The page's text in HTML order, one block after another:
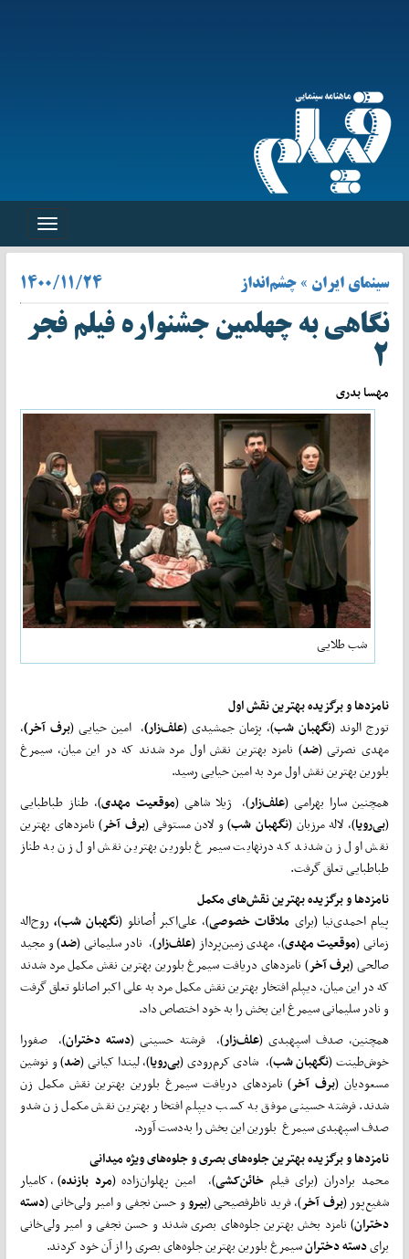
Toggle
سینمای ایران » چشم‌انداز ۱۴۰۰/۱۱/۲۴
نگاهی به چهلمین جشنواره فیلم فجر
۲
مهسا بدری
شب طلایی
نامزدها وبرگزیده بهترین نقش اول
تورج الوند ( نگهبان شب)، پژمان جمشیدی ( علف‌زار)، امین حیایی ( برف آخر)،
مهدی نصرتی ( ضد) نامزد بهترین نقش اول مرد شدند که در این میان، سیمرغ
بلورین بهترین نقش اول مرد به امین حیایی رسید.
همچنین سارا بهرامی ( علف‌زار)، ژیلا شاهی ( موقعیت مهدی)، طناز طباطبایی
بی‌رویا)، لاله مرزبان ( نگهبان شب) و لادن مستوفی ( برف آخر) نامزدهای بهترین
نقش اول زن شدند که درنهایت سیمرغ بلورین بهترین نقش اول زن به طناز
طباطبایی تعلق گرفت.
نامزدها وبرگزیده بهترین نقش‌های مکمل
پیام احمدی‌نیا (برای ملاقات خصوصی)، علی‌اکبر اُصانلو ( نگهبان شب)،روح‌اله
زمانی (موقعیتمهدی)، مهدی زمین‌پرداز ( علف‌زار)، نادر سلیمانی (ضد) و مجید
صالحی (برفآخر) نامزدهای دریافت سیمرغ بلورین بهترین نقش مکمل مرد شدند
که در این میان، دیپلم افتخار بهترین نقش مکمل مرد به علی اکبر اصانلو تعلق گرفت
و نادر سلیمانی سیمرغ این بخش را به خود اختصاص داد.
همچنین، صدف اسپهبدی ( علف‌زار)، فرشته حسینی ( دسته دختران)، صفورا
خوش‌طینت (نگهبانشب)، شادی کرم‌رودی (بی‌رویا)، لیندا کیانی (ضد) و نوشین
مسعودیان ( برف آخر) نامزدهای دریافت سیمرغ بلورین بهترین نقش مکمل زن
شدند. فرشته حسینی موفق به کسب دیپلم افتخار بهترین نقش مکمل زن شدو
صدف اسپهبدی سیمرغ بلورین این بخش را به‌دست آورد.
نامزدها وبرگزیده بهترین جلوه‌های بصری و جلوه‌های ویژه میدانی
محمد برادران (برای فیلم خائن‌کشی)، امین پهلوان‌زاده ( مرد بازنده)، کامیار
شفیع‌پور ( برفآخر)، فرید ناظرفصیحی (بیروو حسن نجفی و امیر ولی‌خانی (دسته
دختران) نامزد بخش بهترین جلوه‌های بصری شدند و حسن نجفی و امیر ولی‌خانی
برایدستهدخترانسیمرغ بلورین بهترین جلوه‌های بصری را از آن خود کردند.